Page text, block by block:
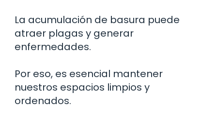
La acumulación de basura puede
atraer plagas y generar
enfermedades.
Por eso, es esencial mantener
nuestros espacios limpios y
ordenados.